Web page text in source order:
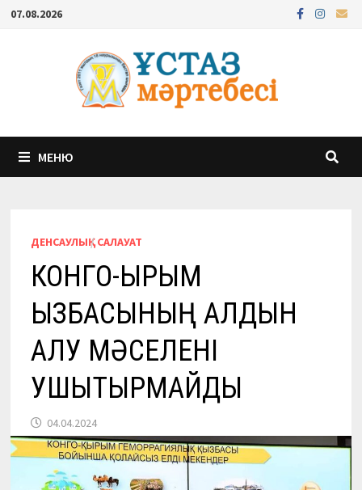
Перейти
содержимому
07.08.2026
МЕНЮ
ДЕНСАУЛЫҚ/САЛАУАТ
КОНГО-ҚЫРЫМ
ҚЫЗБАСЫНЫҢ АЛДЫН
АЛУ МӘСЕЛЕНІ
УШЫҚТЫРМАЙДЫ
04.04.2024